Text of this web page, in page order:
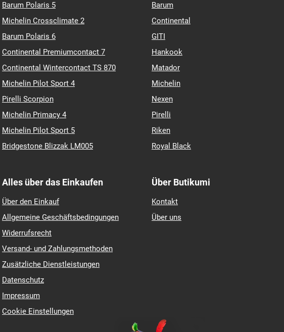
Barum Polaris 5
Michelin Crossclimate 2
Barum Polaris 6
Continental Premiumcontact 7
Continental Wintercontact TS 870
Michelin Pilot Sport 4
Pirelli Scorpion
Michelin Primacy 4
Michelin Pilot Sport 5
Bridgestone Blizzak LM005
Barum
Continental
GITI
Hankook
Matador
Michelin
Nexen
Pirelli
Riken
Royal Black
Alles über das Einkaufen
Über den Einkauf
Allgemeine Geschäftsbedingungen
Widerrufsrecht
Versand- und Zahlungsmethoden
Zusätzliche Dienstleistungen
Datenschutz
Impressum
Cookie Einstellungen
Über Butikumi
Kontakt
Über uns